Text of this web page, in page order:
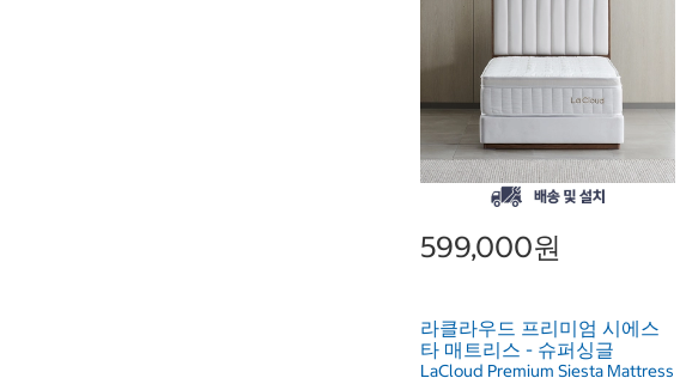
599,000원
라클라우드 프리미엄 시에스
타 매트리스 - 슈퍼싱글
LaCloud Premium Siesta Mattress